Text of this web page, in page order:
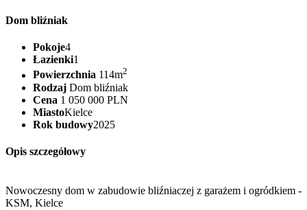
Dom bliźniak
Pokoje4
Łazienki1
Powierzchnia 114m2
Rodzaj Dom bliźniak
Cena 1 050 000 PLN
MiastoKielce
Rok budowy2025
Opis szczegółowy
Nowoczesny dom w zabudowie bliźniaczej z garażem i ogródkiem -
KSM, Kielce